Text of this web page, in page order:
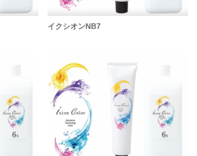
イクシオンNB7